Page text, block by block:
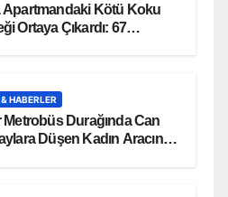
Apartmandaki Kötü Koku
Ortaya Çıkardı: 67
HABERLER
Durağında Can
Düşen Kadın Aracın